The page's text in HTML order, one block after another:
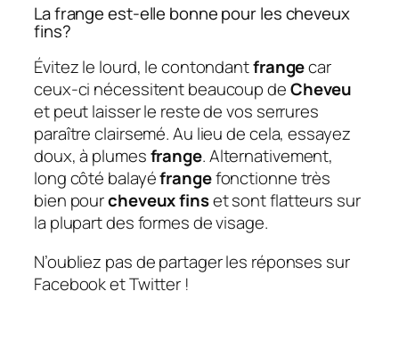
La frange est-elle bonne pour les cheveux
fins?
Évitez le lourd, le contondantfrangecar
ceux-ci nécessitent beaucoup deCheveu
et peut laisser le reste de vos serrures
paraître clairsemé. Au lieu de cela, essayez
doux, à plumesfrange. Alternativement,
long côté balayéfrangefonctionne très
bien pourcheveux finset sont flatteurs sur
la plupart des formes de visage.
N’oubliez pas de partager les réponses sur
Facebook et Twitter !